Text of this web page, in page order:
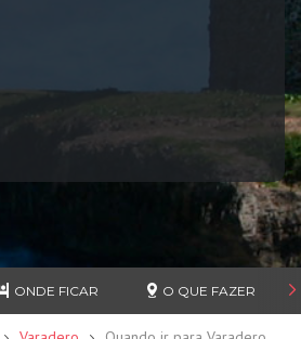
ONDE FICAR O QUE FAZER